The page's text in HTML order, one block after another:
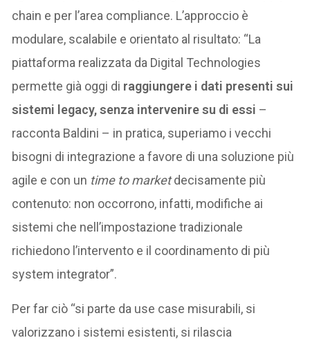
chain e per l’area compliance. L’approccio è
modulare, scalabile e orientato al risultato: “La
piattaforma realizzata da Digital Technologies
permette già oggi di raggiungere i dati presenti sui
sistemi legacy, senza intervenire su di essi –
racconta Baldini – in pratica, superiamo i vecchi
bisogni di integrazione a favore di una soluzione più
agile e con un time to marketdecisamente più
contenuto: non occorrono, infatti, modifiche ai
sistemi che nell’impostazione tradizionale
richiedono l’intervento e il coordinamento di più
system integrator”.
Per far ciò “si parte da use case misurabili, si
valorizzano i sistemi esistenti, si rilascia